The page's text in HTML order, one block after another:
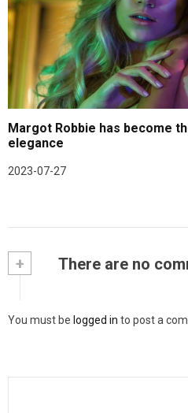
Margot Robbie has become
elegance
2023-07-27
+ There are no
You must be logged in to post a